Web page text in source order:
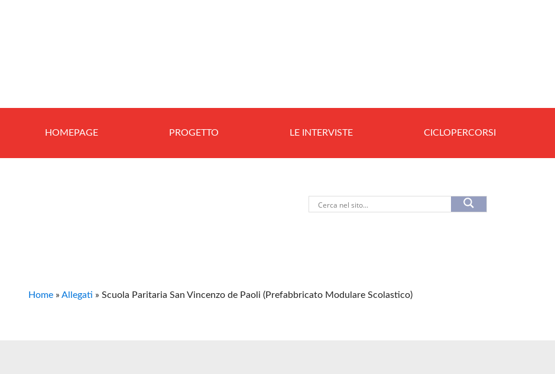
HOMEPAGE PROGETTO LE INTERVISTE CICLOPERCORSI
Home » Allegati » Scuola Paritaria San Vincenzo de Paoli (Prefabbricato Modulare Scolastico)